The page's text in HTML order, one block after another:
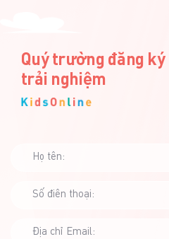
Quý trường đăng ký
trải nghiệm
Họ tên:
Số điên thoại:
Địa chỉ Email: